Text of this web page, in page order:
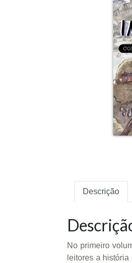
Descrição
No primeiro
leitores a